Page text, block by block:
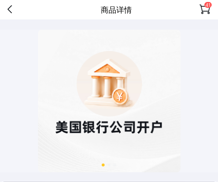
商品详情 41